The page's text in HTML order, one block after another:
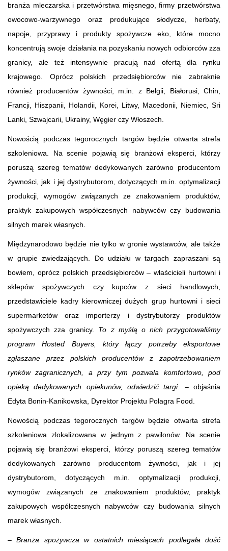
branża mleczarska i przetwórstwa mięsnego, firmy przetwórstwa
owocowo-warzywnego oraz produkujące słodycze, herbaty,
napoje, przyprawy i produkty spożywcze eko, które mocno
koncentrują swoje działania na pozyskaniu nowych odbiorców zza
granicy, ale też intensywnie pracują nad ofertą dla rynku
krajowego. Oprócz polskich przedsiębiorców nie zabraknie
również producentów żywności, m.in. z Belgii, Białorusi, Chin,
Francji, Hiszpanii, Holandii, Korei, Litwy, Macedonii, Niemiec, Sri
Lanki, Szwajcarii, Ukrainy, Węgier czy Włoszech.
Nowością podczas tegorocznych targów będzie otwarta strefa
szkoleniowa. Na scenie pojawią się branżowi eksperci, którzy
poruszą szereg tematów dedykowanych zarówno producentom
żywności, jak i jej dystrybutorom, dotyczących m.in. optymalizacji
produkcji, wymogów związanych ze znakowaniem produktów,
praktyk zakupowych współczesnych nabywców czy budowania
silnych marek własnych.
Międzynarodowo będzie nie tylko w gronie wystawców, ale także
w grupie zwiedzających. Do udziału w targach zapraszani są
bowiem, oprócz polskich przedsiębiorców – właścicieli hurtowni i
sklepów spożywczych czy kupców z sieci handlowych,
przedstawiciele kadry kierowniczej dużych grup hurtowni i sieci
supermarketów oraz importerzy i dystrybutorzy produktów
spożywczych zza granicy.
To z myślą o nich przygotowaliśmy
program Hosted Buyers, który łączy potrzeby eksportowe
zgłaszane przez polskich producentów z zapotrzebowaniem
rynków zagranicznych, a przy tym pozwala komfortowo, pod
opieką dedykowanych opiekunów, odwiedzić targi. – objaśnia
Edyta Bonin-Kanikowska, Dyrektor Projektu Polagra Food.
Nowością podczas tegorocznych targów będzie otwarta strefa
szkoleniowa zlokalizowana w jednym z pawilonów. Na scenie
pojawią się branżowi eksperci, którzy poruszą szereg tematów
dedykowanych zarówno producentom żywności, jak i jej
dystrybutorom, dotyczących m.in. optymalizacji produkcji,
wymogów związanych ze znakowaniem produktów, praktyk
zakupowych współczesnych nabywców czy budowania silnych
marek własnych.
–Branża spożywcza w ostatnich miesiącach podlegała dość